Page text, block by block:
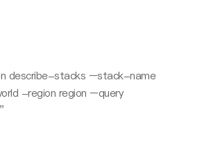
describe-stacks –stack-name
-region region –query